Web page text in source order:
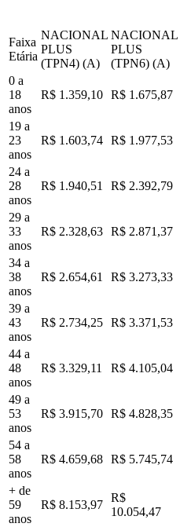
Faixa
Etária
NACIONAL
PLUS
(TPN4) (A)
NACIONAL
PLUS
(TPN6) (A)
0 a
18
anos
R$ 1.359,10 R$ 1.675,87
19 a
23
anos
R$ 1.603,74 R$ 1.977,53
24 a
28
anos
R$ 1.940,51 R$ 2.392,79
29 a
33
anos
R$ 2.328,63 R$ 2.871,37
34 a
38
anos
R$ 2.654,61 R$ 3.273,33
39 a
43
anos
R$ 2.734,25 R$ 3.371,53
44 a
48
anos
R$ 3.329,11 R$ 4.105,04
49 a
53
anos
R$ 3.915,70 R$ 4.828,35
54 a
58
anos
R$ 4.659,68 R$ 5.745,74
+ de
59
anos
R$ 8.153,97
R$
10.054,47